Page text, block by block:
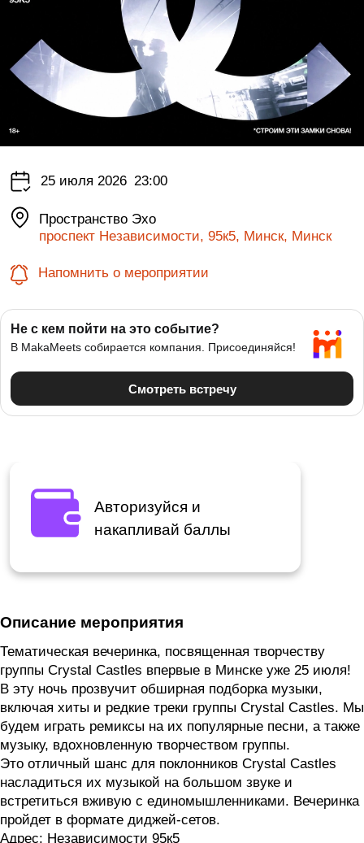
25 июля 2026 23:00
Пространство Эхо
проспект Независимости, 95к5, Минск, Минск
Напомнить о мероприятии
Авторизуйся и
накапливай баллы
Описание мероприятия
Тематическая вечеринка, посвященная творчеству
группы Crystal Castles впервые в Минске уже 25 июля!
В эту ночь прозвучит обширная подборка музыки,
включая хиты и редкие треки группы Crystal Castles. Мы
будем играть ремиксы на их популярные песни, а также
музыку, вдохновленную творчеством группы.
Это отличный шанс для поклонников Crystal Castles
насладиться их музыкой на большом звуке и
встретиться вживую с единомышленниками. Вечеринка
пройдет в формате диджей-сетов.
Адрес: Независимости 95к5